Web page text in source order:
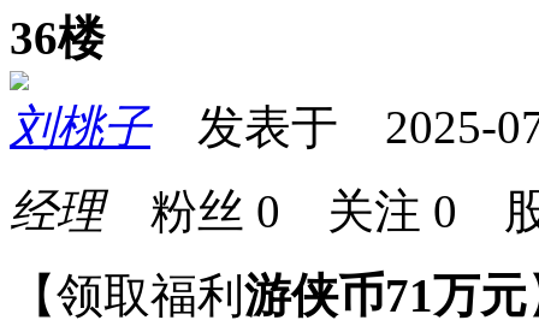
36楼
刘桃子发表于 2025-
经理粉丝 0 关注 0
【领取福利 游侠币71万元